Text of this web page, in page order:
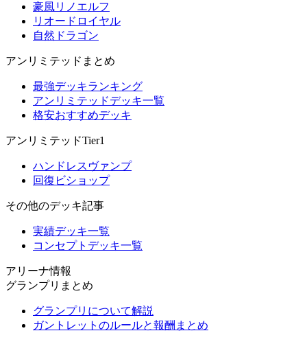
豪風リノエルフ
リオードロイヤル
自然ドラゴン
アンリミテッドまとめ
最強デッキランキング
アンリミテッドデッキ一覧
格安おすすめデッキ
アンリミテッドTier1
ハンドレスヴァンプ
回復ビショップ
その他のデッキ記事
実績デッキ一覧
コンセプトデッキ一覧
アリーナ情報
グランプリまとめ
グランプリについて解説
ガントレットのルールと報酬まとめ